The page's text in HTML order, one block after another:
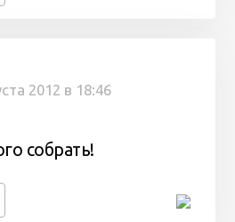
2012 в 18:46
собрать!